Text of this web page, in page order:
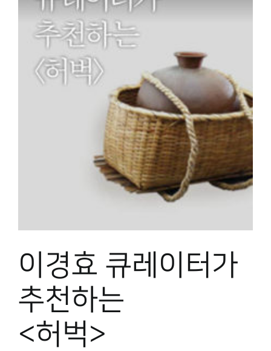
민속 인사이드
원문보기 PDF
이경효 큐레이터가
추천하는
<허벅>